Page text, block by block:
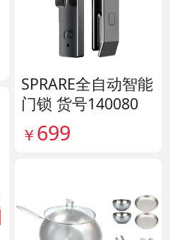
SPRARE全自动智能
门锁 货号140080
￥ 699